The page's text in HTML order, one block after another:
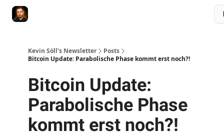
Kevin Söll's Newsletter
Posts
Bitcoin Update: Parabolische Phase kommt erst noch?!
Bitcoin Update:
Parabolische Phase
kommt erst noch?!